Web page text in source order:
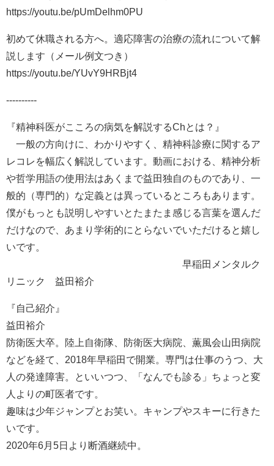
https://youtu.be/pUmDelhm0PU
初めて休職される方へ。適応障害の治療の流れについて解
説します（メール例文つき）
https://youtu.be/YUvY9HRBjt4
----------
『精神科医がこころの病気を解説するChとは？』
一般の方向けに、わかりやすく、精神科診療に関するア
レコレを幅広く解説しています。動画における、精神分析
や哲学用語の使用法はあくまで益田独自のものであり、一
般的（専門的）な定義とは異っているところもあります。
僕がもっとも説明しやすいとたまたま感じる言葉を選んだ
だけなので、あまり学術的にとらないでいただけると嬉し
いです。
早稲田メンタルク
リニック 益田裕介
『自己紹介』
益田裕介
防衛医大卒。陸上自衛隊、防衛医大病院、薫風会山田病院
などを経て、2018年早稲田で開業。専門は仕事のうつ、大
人の発達障害。といいつつ、「なんでも診る」ちょっと変
人よりの町医者です。
趣味は少年ジャンプとお笑い。キャンプやスキーに行きた
いです。
2020年6月5日より断酒継続中。